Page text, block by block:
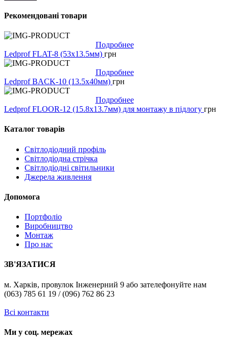
Рекомендовані товари
Подробнее
Ledprof FLAT-8 (53х13.5мм) грн
Подробнее
Ledprof BACK-10 (13.5х40мм) грн
Подробнее
Ledprof FLOOR-12 (15.8х13.7мм) для монтажу в підлогу грн
Каталог товарів
Світлодіодний профіль
Світлодіодна стрічка
Світлодіодні світильники
Джерела живлення
Допомога
Портфоліо
Виробництво
Монтаж
Про нас
ЗВ'ЯЗАТИСЯ
м. Харків, провулок Інженерний 9 або зателефонуйте нам
(063) 785 61 19 / (096) 762 86 23
Всі контакти
Ми у соц. мережах